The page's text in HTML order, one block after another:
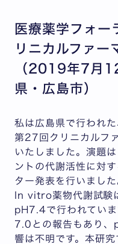
医療薬学フォ
リニカルファー
（2019年7月
県・広島市）
私は広島県で行われ
第27回クリニカルフ
いたしました。演題
ントの代謝活性に対
ター発表を行いました
In vitro薬物代謝試験
pH7.4で行われてい
7.0との報告もあり、
響は不明です。本研